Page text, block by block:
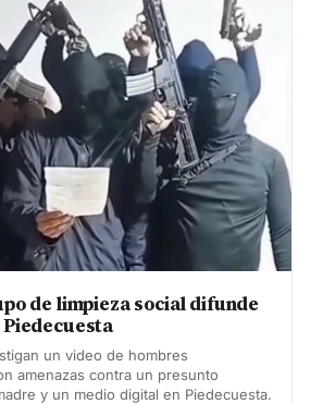
de limpieza social difunde
Piedecuesta
un video de hombres
amenazas contra un presunto
y un medio digital en Piedecuesta.